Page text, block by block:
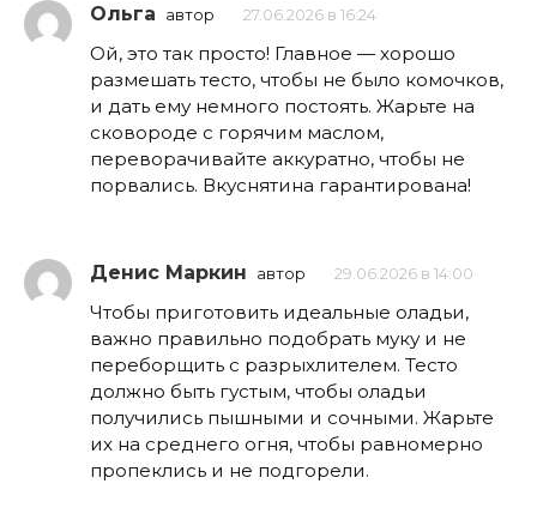
Ольга автор 27.06.2026 в 16:24
Ой, это так просто! Главное — хорошо
размешать тесто, чтобы не было комочков,
и дать ему немного постоять. Жарьте на
сковороде с горячим маслом,
переворачивайте аккуратно, чтобы не
порвались. Вкуснятина гарантирована!
Денис Маркин автор 29.06.2026 в 14:00
Чтобы приготовить идеальные оладьи,
важно правильно подобрать муку и не
переборщить с разрыхлителем. Тесто
должно быть густым, чтобы оладьи
получились пышными и сочными. Жарьте
их на среднего огня, чтобы равномерно
пропеклись и не подгорели.